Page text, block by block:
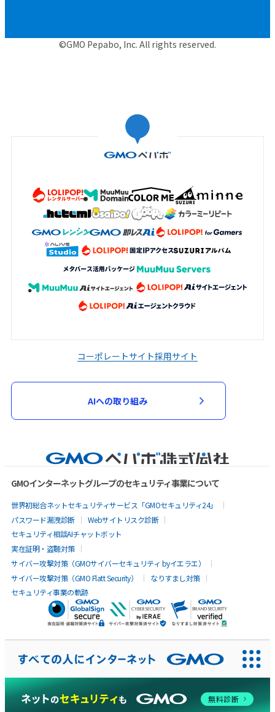
©GMO Pepabo, Inc. All rights reserved.
コーポレートサイト採用サイト
AIへの取り組み
GMOインターネットグループのセキュリティ事業について
世界初総合ネットセキュリティサービス「GMOセキュリティ24」
パスワード漏洩診断
Webサイトリスク診断
セキュリティ相談AIチャットボット
実在証明・盗聴対策
サイバー攻撃対策（GMOサイバーセキュリティ byイエラエ）
サイバー攻撃対策（GMO Flatt Security）
なりすまし対策
セキュリティ事業の軌跡
AIに聞いてみる 無料診断